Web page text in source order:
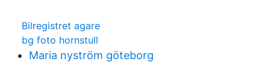
Bilregistret agare
bg foto hornstull
Maria nyström göteborg